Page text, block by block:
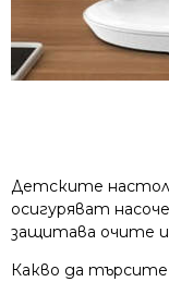
Детските
осигуряват
защитава очите
Какво да